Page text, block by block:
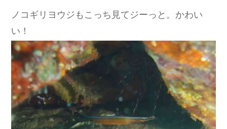
ノコギリヨウジもこっち見てジーっと。かわい
い！